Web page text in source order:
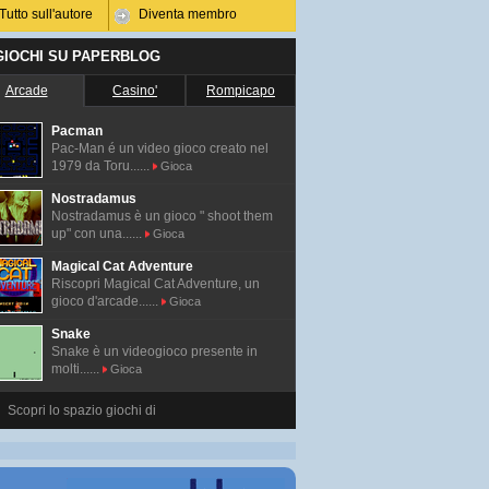
Tutto sull'autore Diventa membro
SU PAPERBLOG
Arcade Casino' Rompicapo
Pacman
Pac-Man é un video gioco creato nel
1979 da Toru......
Gioca
Nostradamus
Nostradamus è un gioco " shoot them
up" con una......
Gioca
Magical Cat Adventure
Riscopri Magical Cat Adventure, un
gioco d'arcade......
Gioca
Snake
Snake è un videogioco presente in
molti......
Gioca
Scopri lo spazio giochi di